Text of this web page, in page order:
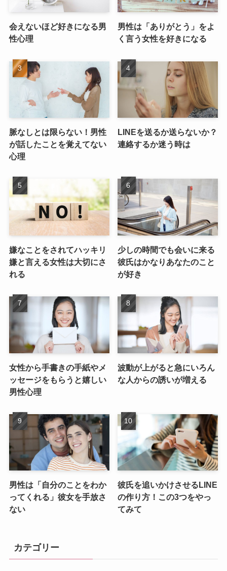
会えないほど好きになる男
性心理
男性は「ありがとう」をよ
く言う女性を好きになる
脈なしとは限らない！男性
が話したことを覚えてない
心理
LINEを送るか送らないか？
連絡するか迷う時は
嫌なことをされてハッキリ
嫌と言える女性は大切にさ
れる
少しの時間でも会いに来る
彼氏はかなりあなたのこと
が好き
女性から手書きの手紙やメ
ッセージをもらうと嬉しい
男性心理
波動が上がると急にいろん
な人からの誘いが増える
男性は「自分のことをわか
ってくれる」彼女を手放さ
ない
彼氏を追いかけさせるLINE
の作り方！この3つをやっ
てみて
カテゴリー